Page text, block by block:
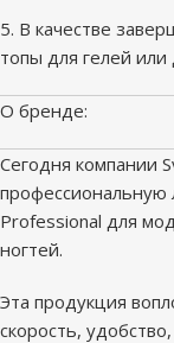
5. В качестве
топы для гелей или
О бренде:
Сегодня компании
профессиональную
Professional для
ногтей.
Эта продукция
скорость,